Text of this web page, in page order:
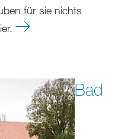
für sie nichts
Bad